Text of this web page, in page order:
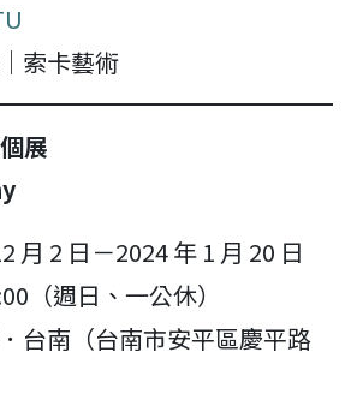
索卡藝術
展
月 2 日－2024 年 1 月 20 日
（週日、一公休）
台南（台南市安平區慶平路